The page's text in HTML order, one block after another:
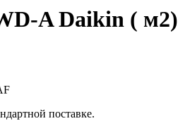
A Daikin ( м2)
поставке.